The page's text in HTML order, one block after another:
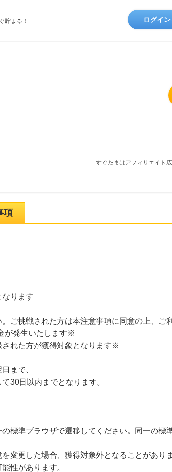
貯まる！ ログイン
すぐたまはアフィリエイト
項
なります
ご挑戦された方は本注意事項に同意の上、ご
が発生いたします※
れた方が獲得対象となります※
まで、
30日以内までとなります。
標準ブラウザで遷移してください。同一の標
変更した場合、獲得対象外となることがありま
性があります。